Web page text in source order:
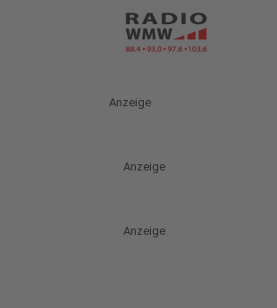
Anzeige
Anzeige
Anzeige